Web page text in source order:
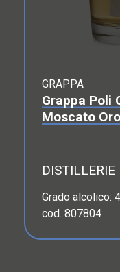
GRAPPA
Grappa Poli
Moscato Oro
Grado alcolico:
cod. 807804